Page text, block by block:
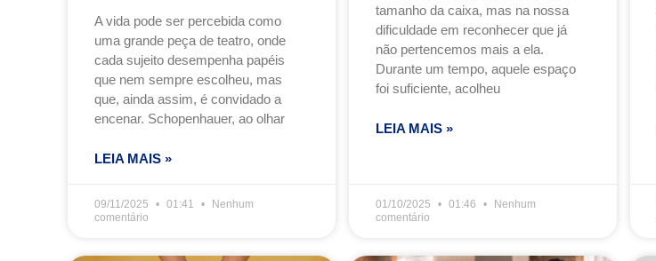
A vida pode ser percebida como
uma grande peça de teatro, onde
cada sujeito desempenha papéis
que nem sempre escolheu, mas
que, ainda assim, é convidado a
encenar. Schopenhauer, ao olhar
LEIA MAIS »
09/11/2025 01:41
Nenhum
comentário
tamanho da caixa, mas na nossa
dificuldade em reconhecer que já
não pertencemos mais a ela.
Durante um tempo, aquele espaço
foi suficiente, acolheu
LEIA MAIS »
01/10/2025 01:46
Nenhum
comentário